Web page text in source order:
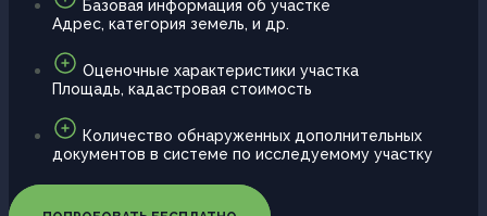
Базовая информация об участке
Адрес, категория земель, и др.
Оценочные характеристики участка
Площадь, кадастровая стоимость
Количество обнаруженных дополнительных
документов в системе по исследуемому участку